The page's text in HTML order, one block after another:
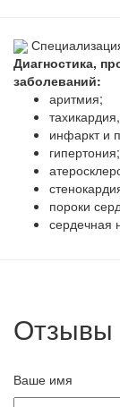
Диагностика,
заболеваний:
аритмия;
инфаркт и
гипертония;
пороки
сердечная
Отзывы
Ваше имя